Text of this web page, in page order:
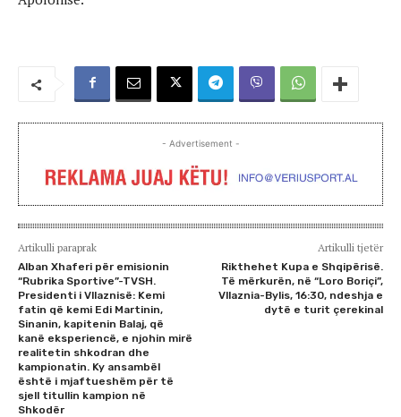
- Advertisement -
Artikulli paraprak
Alban Xhaferi për emisionin
“Rubrika Sportive”-TVSH.
Presidenti i Vllaznisë: Kemi
fatin që kemi Edi Martinin,
Sinanin, kapitenin Balaj, që
kanë eksperiencë, e njohin mirë
realitetin shkodran dhe
kampionatin. Ky ansambël
është i mjaftueshëm për të
sjell titullin kampion në
Shkodër
Artikulli tjetër
Rikthehet Kupa e Shqipërisë.
Të mërkurën, në “Loro Boriçi”,
Vllaznia-Bylis, 16:30, ndeshja e
dytë e turit çerekinal